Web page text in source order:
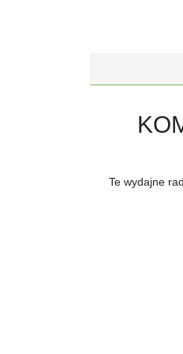
Te wydajne